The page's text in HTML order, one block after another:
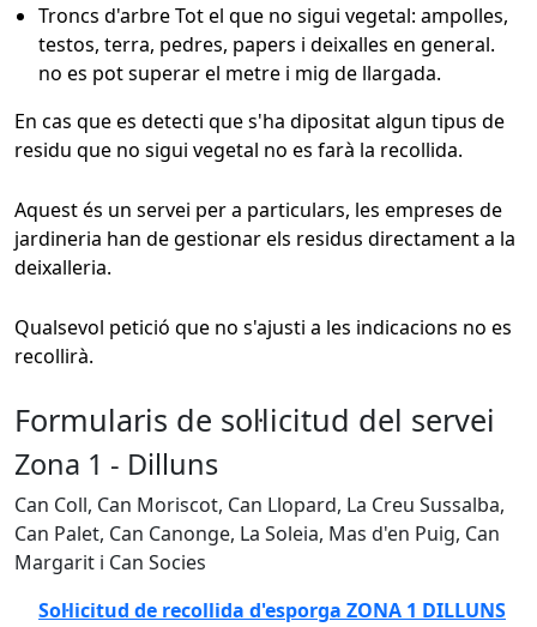
Troncs d'arbre Tot el que no sigui vegetal: ampolles,
testos, terra, pedres, papers i deixalles en general.
no es pot superar el metre i mig de llargada.
En cas que es detecti que s'ha dipositat algun tipus de
residu que no sigui vegetal no es farà la recollida.
Aquest és un servei per a particulars, les empreses de
jardineria han de gestionar els residus directament a la
deixalleria.
Qualsevol petició que no s'ajusti a les indicacions no es
recollirà.
Formularis de sol·licitud del servei
Zona 1 - Dilluns
Can Coll, Can Moriscot, Can Llopard, La Creu Sussalba,
Can Palet, Can Canonge, La Soleia, Mas d'en Puig, Can
Margarit i Can Socies
Sol·licitud de recollida d'esporga ZONA 1 DILLUNS